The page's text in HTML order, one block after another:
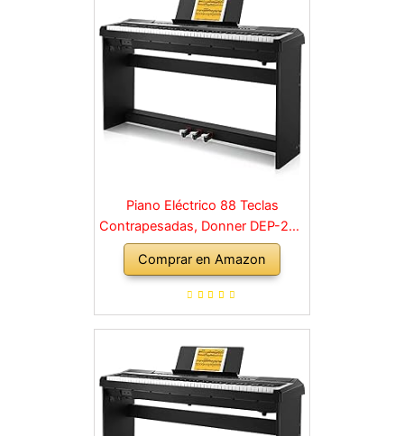
Piano Eléctrico 88 Teclas
Contrapesadas, Donner DEP-20S
Piano Digital 88 Teclas con
Soporte y 3 Pedal para
Principiante, retro, negro
Comprar en Amazon